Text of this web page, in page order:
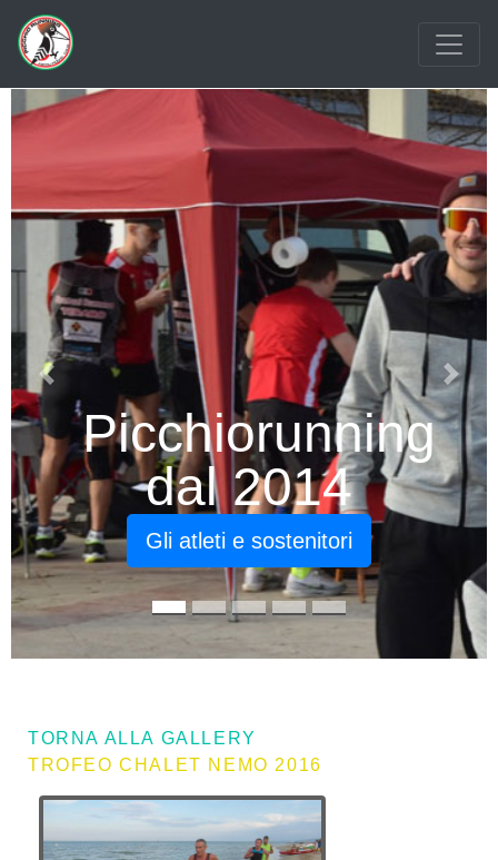
Picchiorunning
dal 2014
Previous Next
TORNA ALLA GALLERY
TROFEO CHALET NEMO 2016